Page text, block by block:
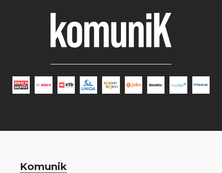
Komunik